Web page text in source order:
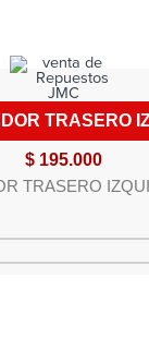
TRASERO
$195.000
TRASERO